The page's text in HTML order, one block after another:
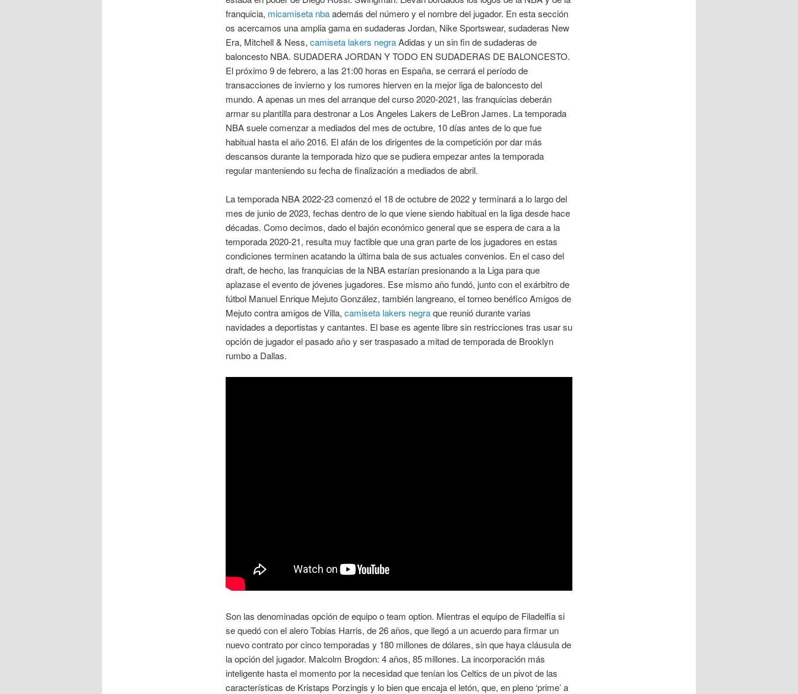
franquicia, micamiseta nbaademás del número y el nombre del jugador. En esta sección
os acercamos una amplia gama en sudaderas Jordan, Nike Sportswear, sudaderas New
Era, Mitchell & Ness, camiseta lakers negraAdidas y un sin fin de sudaderas de
baloncesto NBA. SUDADERA JORDAN Y TODO EN SUDADERAS DE BALONCESTO.
El próximo 9 de febrero, a las 21:00 horas en España, se cerrará el período de
transacciones de invierno y los rumores hierven en la mejor liga de baloncesto del
mundo. A apenas un mes del arranque del curso 2020-2021, las franquicias deberán
armar su plantilla para destronar a Los Angeles Lakers de LeBron James. La temporada
NBA suele comenzar a mediados del mes de octubre, 10 días antes de lo que fue
habitual hasta el año 2016. El afán de los dirigentes de la competición por dar más
descansos durante la temporada hizo que se pudiera empezar antes la temporada
regular manteniendo su fecha de finalización a mediados de abril.
La temporada NBA 2022-23 comenzó el 18 de octubre de 2022 y terminará a lo largo del
mes de junio de 2023, fechas dentro de lo que viene siendo habitual en la liga desde hace
décadas. Como decimos, dado el bajón económico general que se espera de cara a la
temporada 2020-21, resulta muy factible que una gran parte de los jugadores en estas
condiciones terminen acatando la última bala de sus actuales convenios. En el caso del
draft, de hecho, las franquicias de la NBA estarían presionando a la Liga para que
aplazase el evento de jóvenes jugadores. Ese mismo año fundó, junto con el exárbitro de
fútbol Manuel Enrique Mejuto González, también langreano, el torneo benéfico Amigos de
Mejuto contra amigos de Villa, camiseta lakers negraque reunió durante varias
navidades a deportistas y cantantes. El base es agente libre sin restricciones tras usar su
opción de jugador el pasado año y ser traspasado a mitad de temporada de Brooklyn
rumbo a Dallas.
Son las denominadas opción de equipo o team option. Mientras el equipo de Filadelfia si
se quedó con el alero Tobias Harris, de 26 años, que llegó a un acuerdo para firmar un
nuevo contrato por cinco temporadas y 180 millones de dólares, sin que haya cláusula de
la opción del jugador. Malcolm Brogdon: 4 años, 85 millones. La incorporación más
inteligente hasta el momento por la necesidad que tenían los Celtics de un pivot de las
características de Kristaps Porzingis y lo bien que encaja el letón, que, en pleno ‘prime’ a